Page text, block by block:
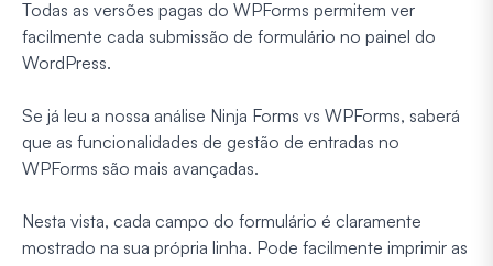
Todas as versões pagas do WPForms permitem ver
facilmente cada submissão de formulário no painel do
WordPress.
Se já leu a nossa análise Ninja Forms vs WPForms, saberá
que as funcionalidades de gestão de entradas no
WPForms são mais avançadas.
Nesta vista, cada campo do formulário é claramente
mostrado na sua própria linha. Pode facilmente imprimir as